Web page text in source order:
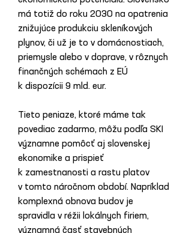
má totiž do roku 2030 na opatrenia
znižujúce produkciu skleníkových
plynov, či už je to v domácnostiach,
priemysle alebo v doprave, v rôznych
finančných schémach z EÚ
k dispozícii 9 mld. eur.
Tieto peniaze, ktoré máme tak
povediac zadarmo, môžu podľa SKI
významne pomôcť aj slovenskej
ekonomike a prispieť
k zamestnanosti a rastu platov
v tomto náročnom období. Napríklad
komplexná obnova budov je
spravidla v réžii lokálnych firiem,
významná časť stavebných